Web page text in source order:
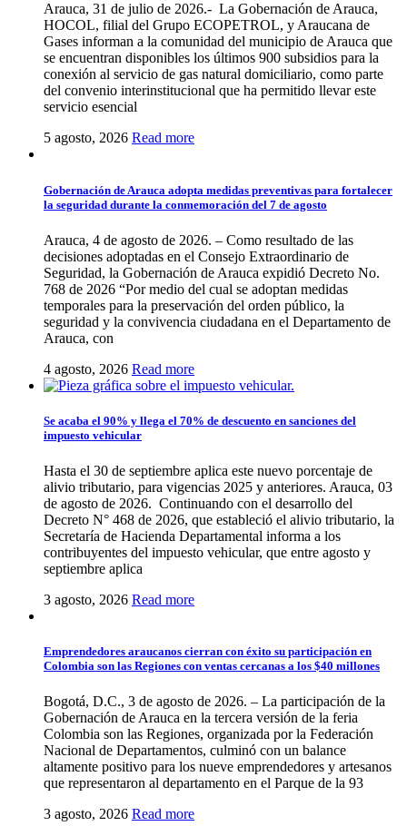
Arauca, 31 de julio de 2026.- La Gobernación de Arauca,
HOCOL, filial del Grupo ECOPETROL, y Araucana de
Gases informan a la comunidad del municipio de Arauca que
se encuentran disponibles los últimos 900 subsidios para la
conexión al servicio de gas natural domiciliario, como parte
del convenio interinstitucional que ha permitido llevar este
servicio esencial
5 agosto, 2026 Read more
Gobernación de Arauca adopta medidas preventivas para fortalecer
la seguridad durante la conmemoración del 7 de agosto
Arauca, 4 de agosto de 2026. – Como resultado de las
decisiones adoptadas en el Consejo Extraordinario de
Seguridad, la Gobernación de Arauca expidió Decreto No.
768 de 2026 “Por medio del cual se adoptan medidas
temporales para la preservación del orden público, la
seguridad y la convivencia ciudadana en el Departamento de
Arauca, con
4 agosto, 2026 Read more
Se acaba el 90% y llega el 70% de descuento en sanciones del
impuesto vehicular
Hasta el 30 de septiembre aplica este nuevo porcentaje de
alivio tributario, para vigencias 2025 y anteriores. Arauca, 03
de agosto de 2026. Continuando con el desarrollo del
Decreto N° 468 de 2026, que estableció el alivio tributario, la
Secretaría de Hacienda Departamental informa a los
contribuyentes del impuesto vehicular, que entre agosto y
septiembre aplica
3 agosto, 2026 Read more
Emprendedores araucanos cierran con éxito su participación en
Colombia son las Regiones con ventas cercanas a los $40 millones
Bogotá, D.C., 3 de agosto de 2026. – La participación de la
Gobernación de Arauca en la tercera versión de la feria
Colombia son las Regiones, organizada por la Federación
Nacional de Departamentos, culminó con un balance
altamente positivo para los nueve emprendedores y artesanos
que representaron al departamento en el Parque de la 93
3 agosto, 2026 Read more